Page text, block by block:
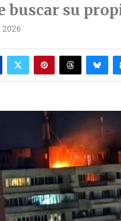
buscar su
2026